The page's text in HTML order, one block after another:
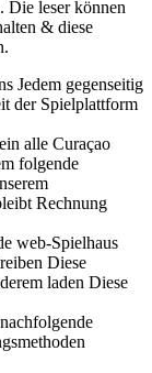
Die leser können
& diese
Jedem gegenseitig
der Spielplattform
alle Curaçao
folgende
Rechnung
web-Spielhaus
Diese
laden Diese